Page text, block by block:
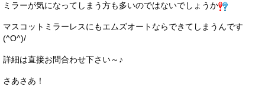
ミラーが気になってしまう方も多いのではないでしょうか
マスコットミラーレスにもエムズオートならできてしまうんです
(^O^)/
詳細は直接お問合わせ下さい～♪
さあさあ！